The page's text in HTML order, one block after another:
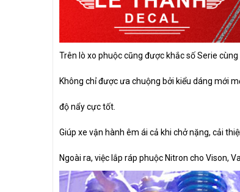
Trên lò xo phuộc cũng được khắc số Serie
Không chỉ được ưa chuộng bởi kiểu dáng mới
độ nẩy cực tốt.
Giúp xe vận hành êm ái cả khi chở nặng, cải
Ngoài ra, việc lắp ráp phuộc Nitron cho Vison,